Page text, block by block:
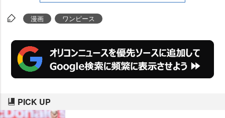
漫画 ワンピース
PICK UP